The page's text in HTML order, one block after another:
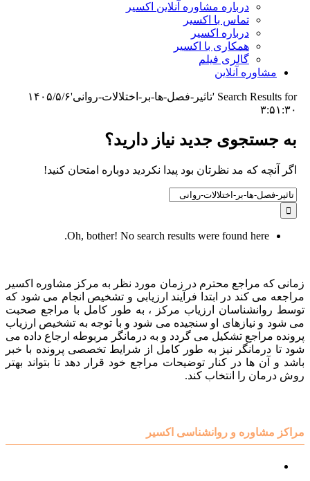
درباره مشاوره آنلاین اکسیر
تماس با اکسیر
درباره اکسیر
همکاری با اکسیر
گالری فیلم
مشاوره آنلاین
Search Results for 'تاثیر-فصل-ها-بر-اختلالات-روانی'
۱۴۰۵/۵/۶
۳:۵۱:۳۰
به جستجوی جديد نياز داريد؟
اگر آنچه که مد نظرتان بود پیدا نکردید دوباره امتحان کنید!
Search
for:
Oh, bother! No search results were found here.
زمانی که مراجع محترم در زمان مورد نظر به مرکز مشاوره اکسیر
مراجعه می کند در ابتدا فرآیند ارزیابی و تشخیص انجام می شود که
توسط روانشناسان ارزیاب مرکز ، به طور کامل با مراجع صحبت
می شود و نیازهای او سنجیده می شود و با توجه به تشخیص ارزیاب
پرونده مراجع تشکیل می گردد و به درمانگر مربوطه ارجاع داده می
شود تا درمانگر نیز به طور کامل از شرایط تخصصی پرونده با خبر
باشد و آن ها در کنار توضیحات مراجع خود قرار دهد تا بتواند بهتر
روش درمان را انتخاب کند.
مراکز مشاوره و روانشناسی اکسیر